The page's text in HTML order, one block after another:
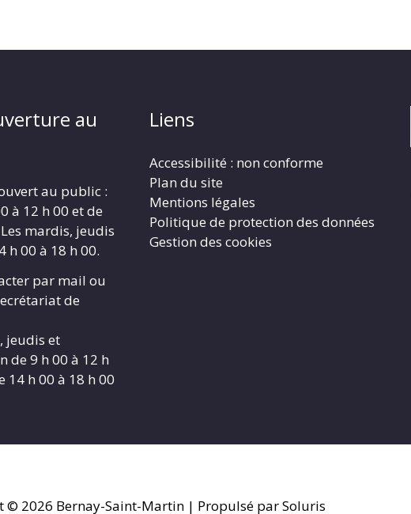
au
au public :
à 12 h 00 et de
mardis, jeudis
h 00 à 18 h 00.
par mail ou
de
jeudis et
de 9 h 00 à 12 h
14 h 00 à 18 h 00
Liens
Accessibilité : non conforme
Plan du site
Mentions légales
Politique de protection des données
Gestion des cookies
© 2026 Bernay-Saint-Martin| Propulsé par Soluris